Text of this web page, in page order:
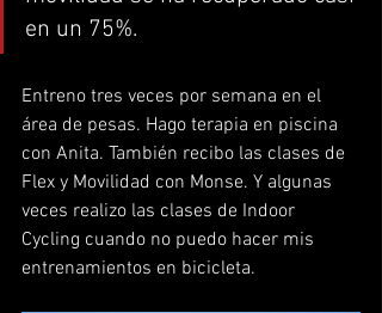
en un 75%.
Entreno tres veces por semana en el
área de pesas. Hago terapia en piscina
con Anita. También recibo las clases de
Flex y Movilidad con Monse. Y algunas
veces realizo las clases de Indoor
Cycling cuando no puedo hacer mis
entrenamientos en bicicleta.